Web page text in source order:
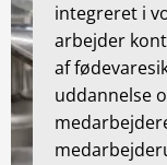
integreret i
arbejder
af
uddannelse